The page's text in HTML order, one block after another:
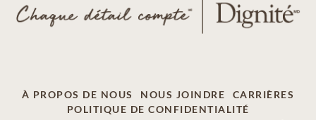
À PROPOS DE NOUS NOUS JOINDRE
CARRIÈRES
POLITIQUE DE CONFIDENTIALITÉ